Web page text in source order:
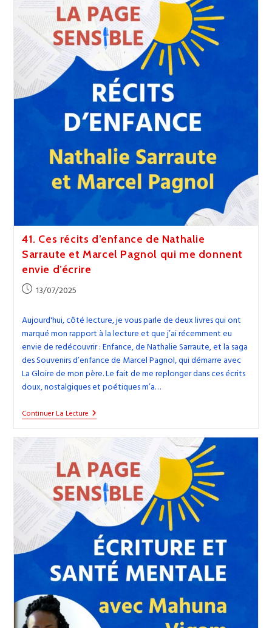
Récit
De
Voyage
De
Nicolas
Bouvier
Qui
Donne
Envie
De
Tout
Lâcher
41. Ces récits d’enfance de Nathalie
Sarraute et Marcel Pagnol qui me donnent
envie d’écrire
Publication
13/07/2025
Aujourd'hui, côté lecture, je vous parle de deux livres qui ont
marqué mon rapport à la lecture et que j’ai récemment eu
envie de redécouvrir : Enfance, de Nathalie Sarraute, et la saga
des Souvenirs d’enfance de Marcel Pagnol, qui démarre avec
La Gloire de mon père. Le fait de me replonger dans ces écrits
doux, nostalgiques et poétiques m’a…
Continuer La Lecture41.
Ces
Nathalie
Sarraute
Et
Marcel
Pagnol
Qui
Me
Donnent
Envie
D’écrire